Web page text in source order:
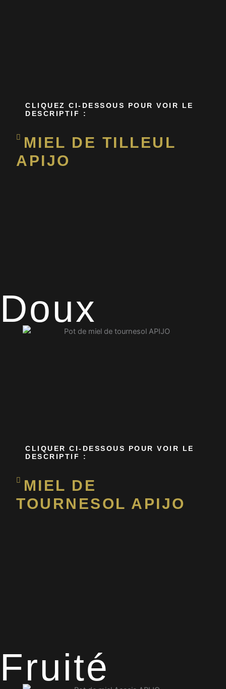
CLIQUEZ CI-DESSOUS POUR VOIR LE
DESCRIPTIF :
MIEL DE TILLEUL
APIJO
CLIQUER CI-DESSOUS POUR VOIR LE
DESCRIPTIF :
MIEL DE
TOURNESOL APIJO
Doux
Fruité